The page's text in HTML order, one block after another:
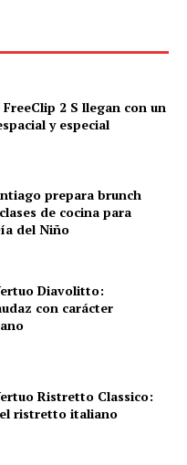
FreeClip 2 S llegan con un
y especial
prepara brunch
de cocina para
del Niño
Diavolitto:
con carácter
Ristretto Classico:
ristretto italiano